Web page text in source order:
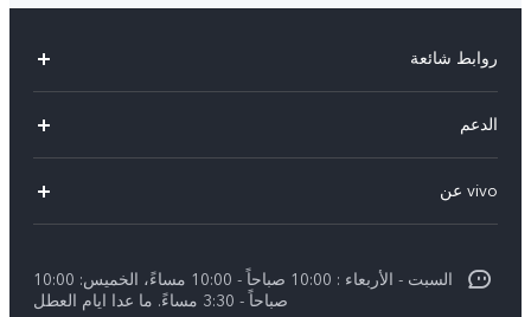
روابط شائعة
X200 FE (New)
الدعم
Funtouch OS
vivo عن
الأخبار
السبت - الأربعاء : 10:00 صباحاً - 10:00 مساءً، الخميس: 10:00
صباحاً - 3:30 مساءً. ما عدا ايام العطل